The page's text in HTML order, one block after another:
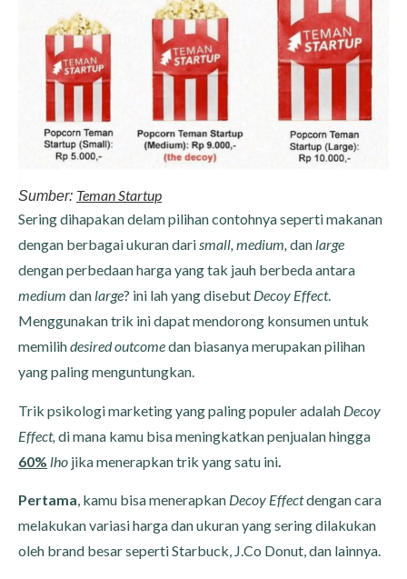
Sumber: Teman Startup
Sering dihapakan delam pilihan contohnya seperti makanan
dengan berbagai ukuran darismall, medium, dan large
dengan perbedaan harga yang tak jauh berbeda antara
medium dan large? ini lah yang disebut Decoy Effect.
Menggunakan trik ini dapat mendorong konsumen untuk
memilihdesired outcomedan biasanya merupakan pilihan
yang paling menguntungkan.
Trik psikologi marketing yang paling populer adalah Decoy
Effect, di mana kamu bisa meningkatkan penjualan hingga
60% lho jika menerapkan trik yang satu ini
Pertama, kamu bisa menerapkan Decoy Effectdengan cara
melakukan variasi harga dan ukuran yang sering dilakukan
oleh brand besar seperti Starbuck, J.Co Donut, dan lainnya.